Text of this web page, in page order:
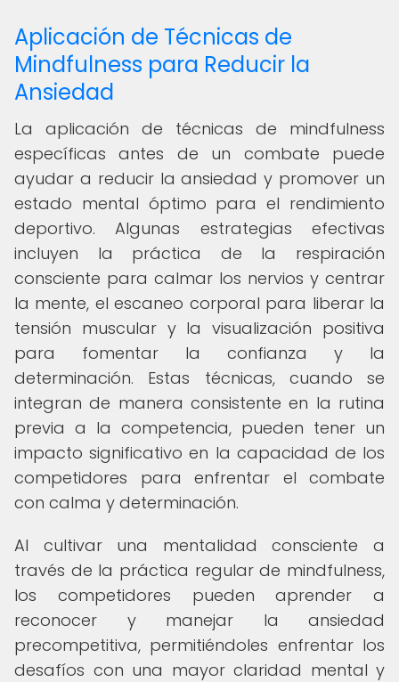
Aplicación de Técnicas de
Mindfulness para Reducir la
Ansiedad
La aplicación de técnicas de mindfulness
específicas antes de un combate puede
ayudar a reducir la ansiedad y promover un
estado mental óptimo para el rendimiento
deportivo. Algunas estrategias efectivas
incluyen la práctica de la respiración
consciente para calmar los nervios y centrar
la mente, el escaneo corporal para liberar la
tensión muscular y la visualización positiva
para fomentar la confianza y la
determinación. Estas técnicas, cuando se
integran de manera consistente en la rutina
previa a la competencia, pueden tener un
impacto significativo en la capacidad de los
competidores para enfrentar el combate
con calma y determinación.
Al cultivar una mentalidad consciente a
través de la práctica regular de mindfulness,
los competidores pueden aprender a
reconocer y manejar la ansiedad
precompetitiva, permitiéndoles enfrentar los
desafíos con una mayor claridad mental y